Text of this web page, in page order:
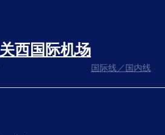
关西国际机场
国际线／国内线